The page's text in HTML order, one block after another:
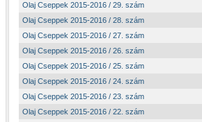
Olaj Cseppek 2015-2016 / 29. szám
Olaj Cseppek 2015-2016 / 28. szám
Olaj Cseppek 2015-2016 / 27. szám
Olaj Cseppek 2015-2016 / 26. szám
Olaj Cseppek 2015-2016 / 25. szám
Olaj Cseppek 2015-2016 / 24. szám
Olaj Cseppek 2015-2016 / 23. szám
Olaj Cseppek 2015-2016 / 22. szám